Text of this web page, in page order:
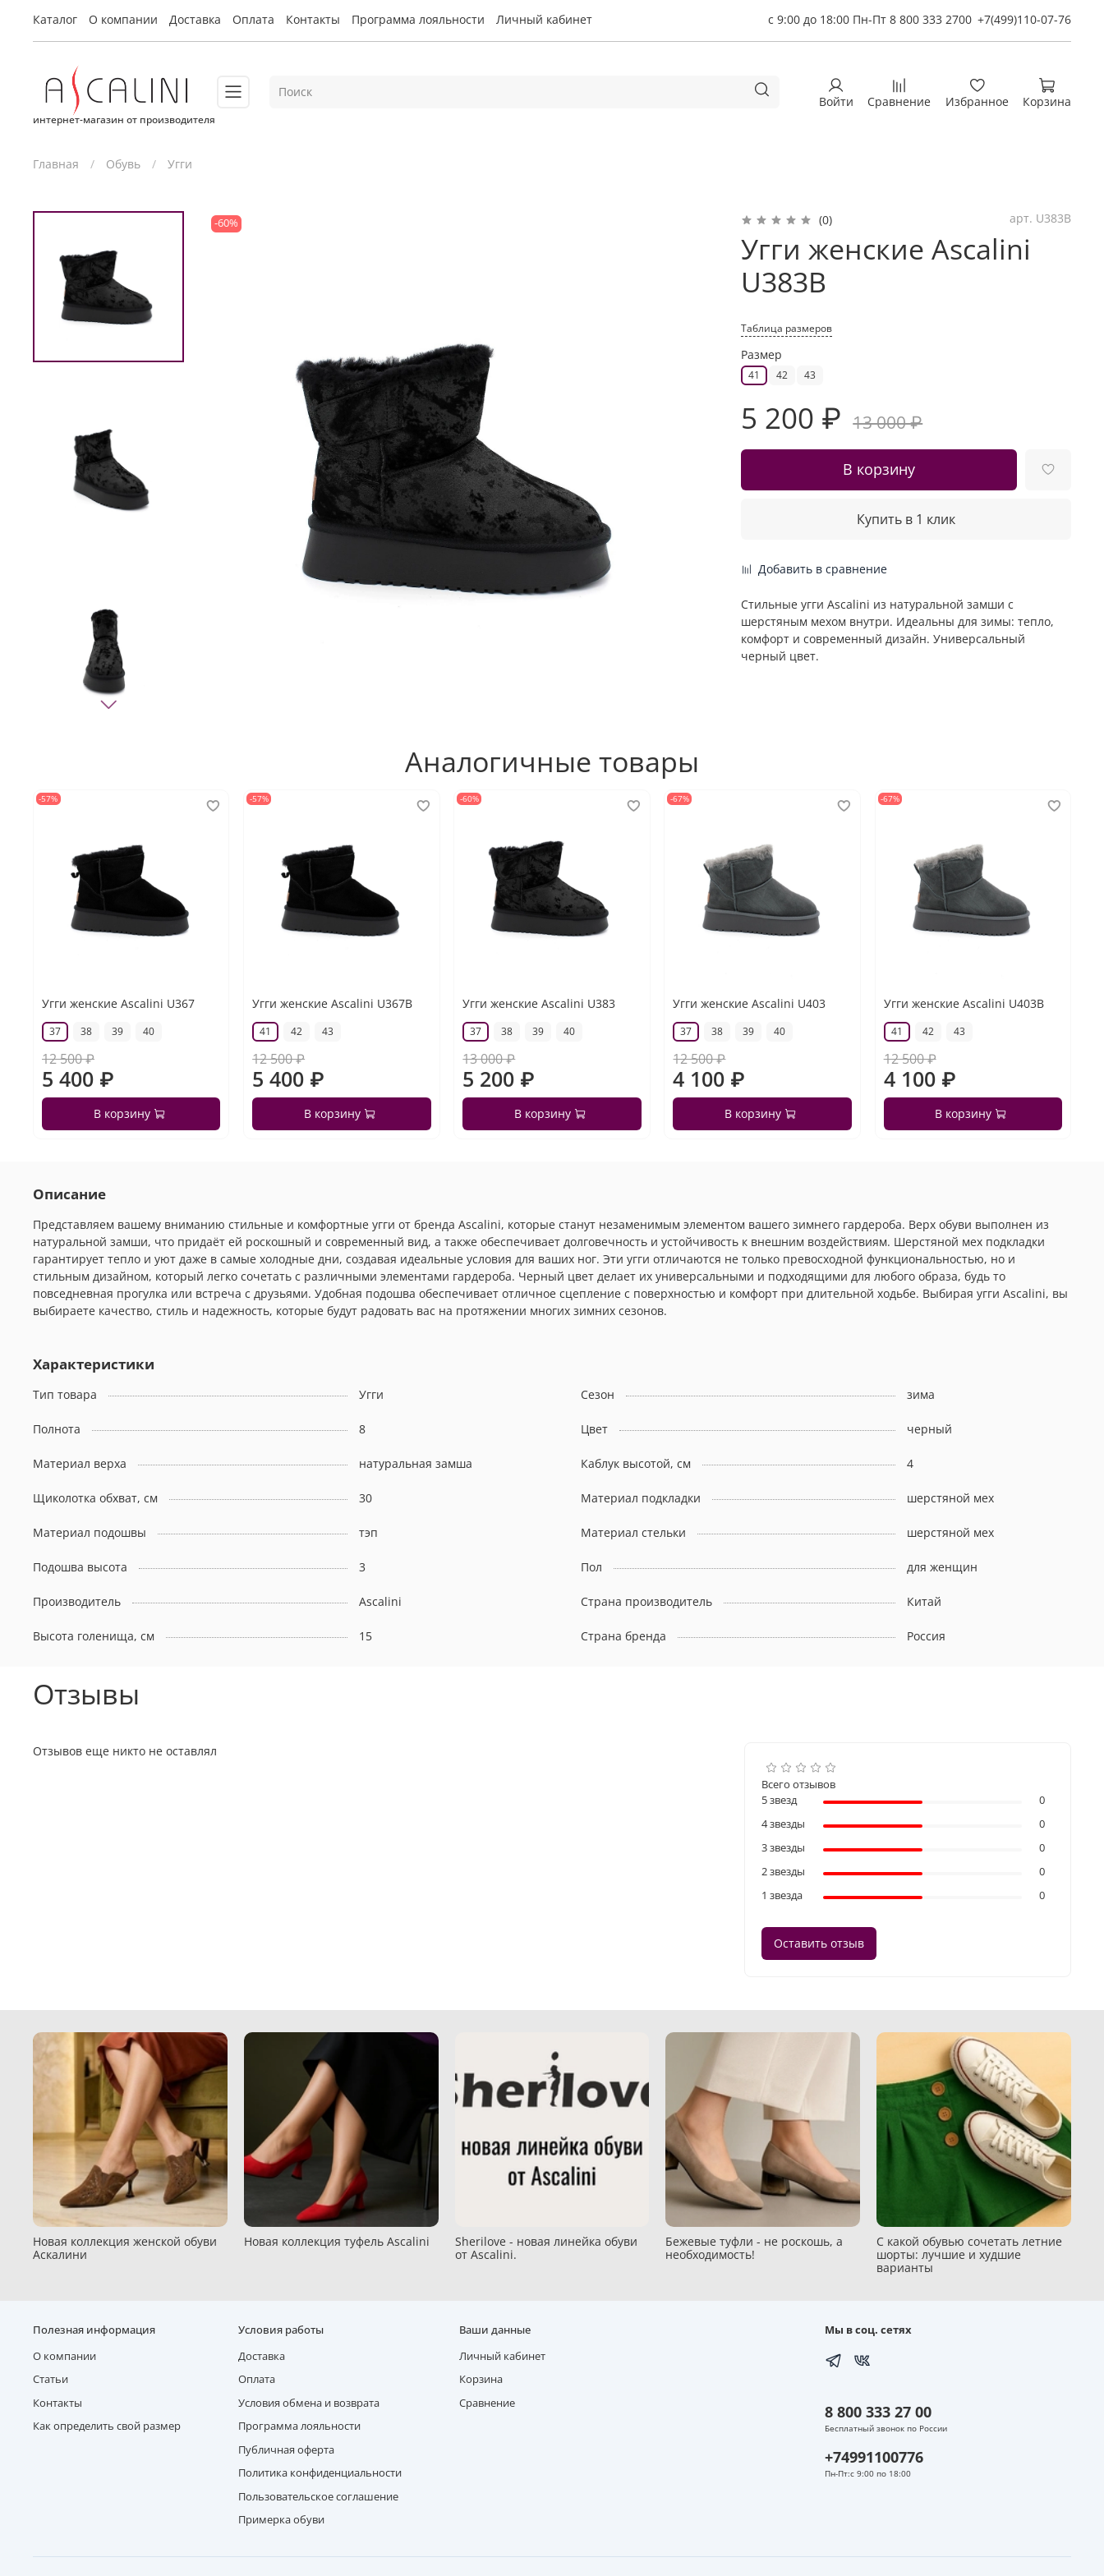
Каталог О компании Доставка Оплата Контакты Программа лояльности Личный кабинет с 9:00 до 18:00 Пн-Пт 8 800 333 2700 +7(499)110-07-76
интернет-магазин от производителя
Войти Сравнение Избранное Корзина
Главная Обувь Угги
-60% (0) арт. U383B
Угги женские Ascalini
U383B
Таблица размеров
Размер
41 42 43
5 200 ₽ 13 000 ₽
В корзину
Купить в 1 клик
Добавить в сравнение
Стильные угги Ascalini из натуральной замши с
шерстяным мехом внутри. Идеальны для зимы: тепло,
комфорт и современный дизайн. Универсальный
черный цвет.
Аналогичные товары
-57%
Угги женские Ascalini U367
37 38 39 40
12 500 ₽
5 400 ₽
В корзину
-57%
Угги женские Ascalini U367B
41 42 43
12 500 ₽
5 400 ₽
В корзину
-60%
Угги женские Ascalini U383
37 38 39 40
13 000 ₽
5 200 ₽
В корзину
-67%
Угги женские Ascalini U403
37 38 39 40
12 500 ₽
4 100 ₽
В корзину
-67%
Угги женские Ascalini U403B
41 42 43
12 500 ₽
4 100 ₽
В корзину
Описание
Представляем вашему вниманию стильные и комфортные угги от бренда Ascalini, которые станут незаменимым элементом вашего зимнего гардероба. Верх обуви выполнен из
натуральной замши, что придаёт ей роскошный и современный вид, а также обеспечивает долговечность и устойчивость к внешним воздействиям. Шерстяной мех подкладки
гарантирует тепло и уют даже в самые холодные дни, создавая идеальные условия для ваших ног. Эти угги отличаются не только превосходной функциональностью, но и
стильным дизайном, который легко сочетать с различными элементами гардероба. Черный цвет делает их универсальными и подходящими для любого образа, будь то
повседневная прогулка или встреча с друзьями. Удобная подошва обеспечивает отличное сцепление с поверхностью и комфорт при длительной ходьбе. Выбирая угги Ascalini, вы
выбираете качество, стиль и надежность, которые будут радовать вас на протяжении многих зимних сезонов.
Характеристики
Тип товара Угги Сезон зима
Полнота 8 Цвет черный
Материал верха натуральная замша Каблук высотой, см 4
Щиколотка обхват, см 30 Материал подкладки шерстяной мех
Материал подошвы тэп Материал стельки шерстяной мех
Подошва высота 3 Пол для женщин
Производитель Ascalini Страна производитель Китай
Высота голенища, см 15 Страна бренда Россия
Отзывы
Отзывов еще никто не оставлял
Всего отзывов
5 звезд
0
4 звезды
0
3 звезды
0
2 звезды
0
1 звезда
0
Оставить отзыв
Новая коллекция женской обуви
Аскалини
Новая коллекция туфель Ascalini
Sherilove - новая линейка обуви
от Ascalini.
Бежевые туфли - не роскошь, а
необходимость!
С какой обувью сочетать летние
шорты: лучшие и худшие
варианты
Полезная информация
О компании
Статьи
Контакты
Как определить свой размер
Условия работы
Доставка
Оплата
Условия обмена и возврата
Программа лояльности
Публичная оферта
Политика конфиденциальности
Пользовательское соглашение
Примерка обуви
Ваши данные
Личный кабинет
Корзина
Сравнение
Мы в соц. сетях
8 800 333 27 00
Бесплатный звонок по России
+74991100776
Пн-Пт:с 9:00 по 18:00